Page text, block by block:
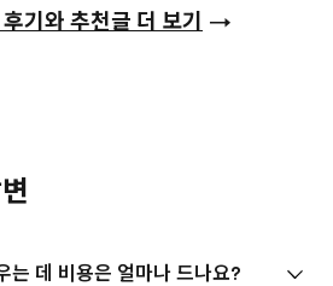
기와 추천글 더 보기 →
는 데 비용은 얼마나 드나요?